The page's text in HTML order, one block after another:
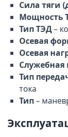
Сила тяги
Мощность
Тип ТЭД–
Осевая
Осевая
Служебная
Тип
тока
Тип–